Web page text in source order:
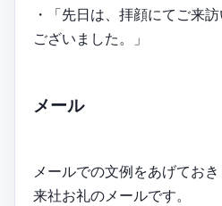
・「先日は、拝顔にてご来
ございました。」
メール
メールでの文例をあげておき
来社お礼のメールです。